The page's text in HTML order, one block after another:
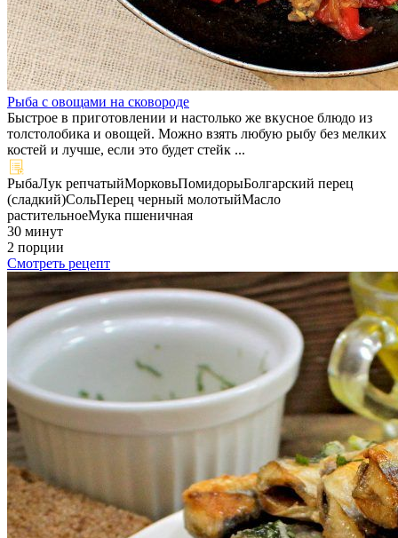
Рыба с овощами на сковороде
Быстрое в приготовлении и настолько же вкусное блюдо из
толстолобика и овощей. Можно взять любую рыбу без мелких
костей и лучше, если это будет стейк ...
РыбаЛук репчатыйМорковьПомидорыБолгарский перец
(сладкий)СольПерец черный молотыйМасло
растительноеМука пшеничная
30 минут
2 порции
Смотреть рецепт